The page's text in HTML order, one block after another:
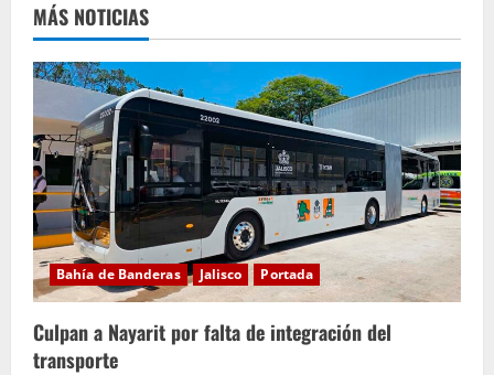
l
e
y
e
n
d
o
MÁS NOTICIAS
Bahía de Banderas Jalisco Portada
Culpan a Nayarit por falta de integración del
transporte